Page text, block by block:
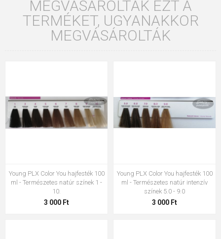
MEGVÁSÁROLTÁK EZT A
TERMÉKET, UGYANAKKOR
MEGVÁSÁROLTÁK
Young PLX Color You hajfesték 100
ml - Természetes natúr színek 1 -
10.
3 000 Ft
Young PLX Color You hajfesték 100
ml - Természetes natúr intenzív
színek 5.0 - 9.0
3 000 Ft